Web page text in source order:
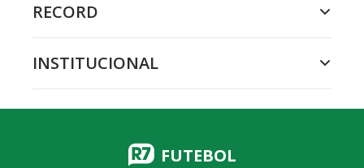
RECORD
INSTITUCIONAL
FUTEBOL